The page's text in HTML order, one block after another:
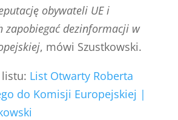
obywateli UE i
zapobiegać dezinformacji w
, mówi Szustkowski.
listu: List Otwarty Roberta
do Komisji Europejskiej |